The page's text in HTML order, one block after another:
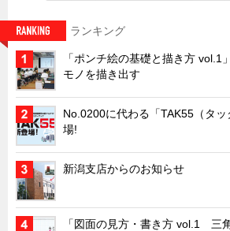
ランキング
「ポンチ絵の基礎と描き方
モノを描き出す
No.0200に代わる「TAK55（タ
場!
新潟支店からのお知らせ
「図面の見方・書き方 vol.1 三